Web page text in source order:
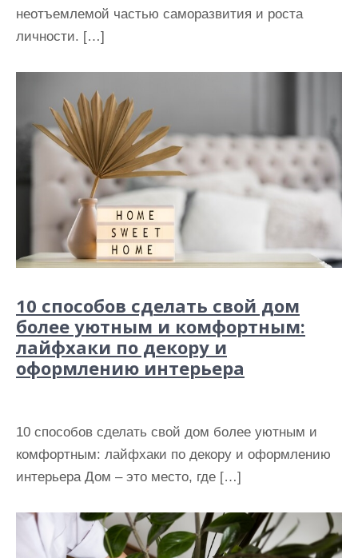
неотъемлемой частью саморазвития и роста
личности. […]
10 способов сделать свой дом
более уютным и комфортным:
лайфхаки по декору и
оформлению интерьера
10 способов сделать свой дом более уютным и
комфортным: лайфхаки по декору и оформлению
интерьера Дом – это место, где […]